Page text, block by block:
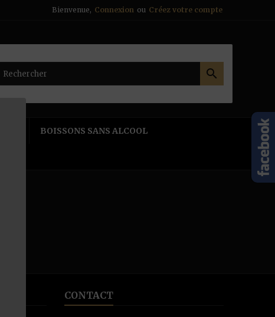
Bienvenue, Connexion ou Créez votre compte

BOISSONS SANS ALCOOL
CONTACT